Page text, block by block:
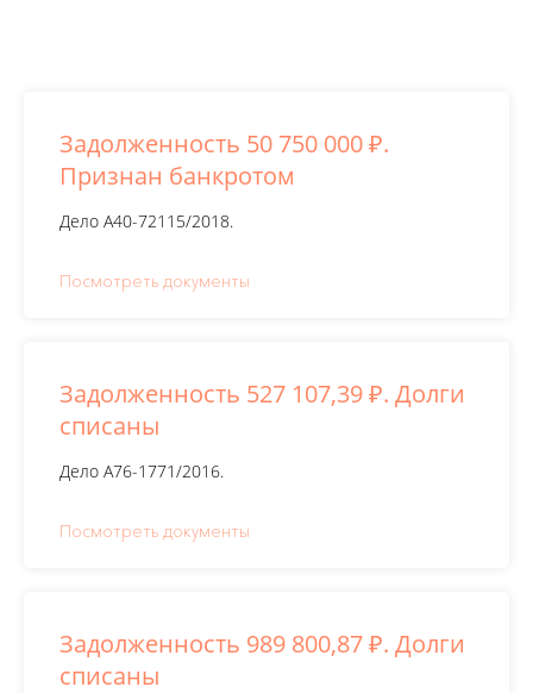
Задолженность 50 750 000 ₽.
Признан банкротом
Дело А40-72115/2018.
Посмотреть документы
Задолженность 527 107,39 ₽. Долги
списаны
Дело А76-1771/2016.
Посмотреть документы
Задолженность 989 800,87 ₽. Долги
списаны